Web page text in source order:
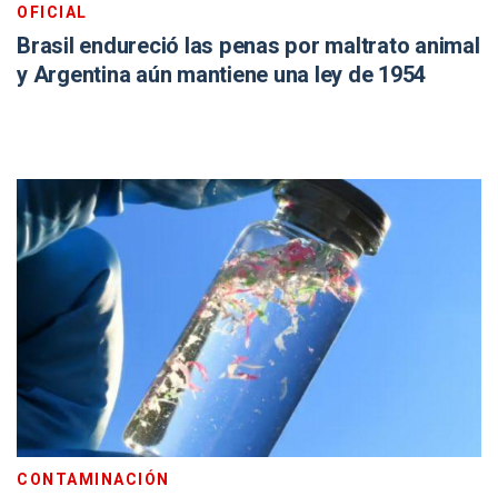
OFICIAL
Brasil endureció las penas por maltrato animal
y Argentina aún mantiene una ley de 1954
CONTAMINACIÓN